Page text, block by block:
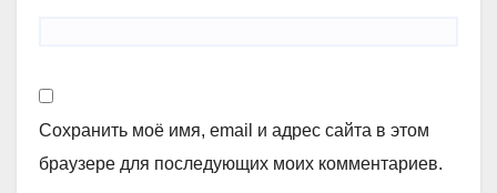
Сохранить моё имя, email и адрес сайта в этом
браузере для последующих моих комментариев.